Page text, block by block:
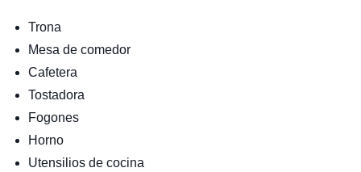
Trona
Mesa de comedor
Cafetera
Tostadora
Fogones
Horno
Utensilios de cocina